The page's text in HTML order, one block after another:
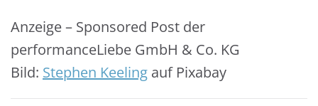
Anzeige – Sponsored Post der
performanceLiebe GmbH & Co. KG
Bild: Stephen Keeling auf Pixabay